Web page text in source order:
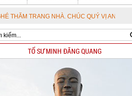
NHÀ. CHÚC QUÝ VỊ AN VUI VỚI PHÁP
TỔ SƯ MINH ĐĂNG QUANG